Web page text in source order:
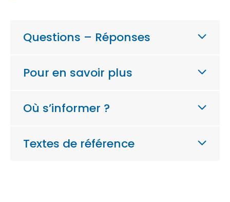
Questions – Réponses
Pour en savoir plus
Où s’informer ?
Textes de référence